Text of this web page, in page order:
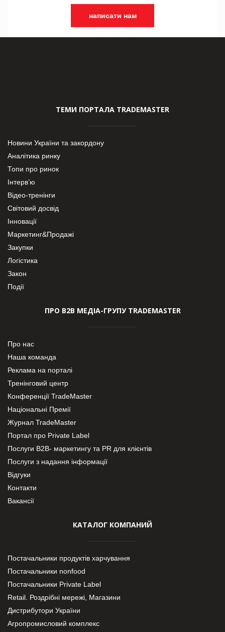
написати нам
ТЕМИ ПОРТАЛА TRADEMASTER
Новини України та закордону
Аналітика ринку
Топи про ринок
Інтерв’ю
Відео-тренінги
Світовий досвід
Інновації
Маркетинг&Продажі
Закупки
Логістика
Закон
Події
ПРО В2В МЕДІА-ГРУПУ TRADEMASTER
Про нас
Наша команда
Реклама на порталі
Тренінговий центр
Конференції TradeMaster
Національні Премії
Журнал TradeMaster
Портал про Private Label
Послуги В2В- маркетингу та PR для клієнтів
Послуги з надання інформації
Відгуки
Контакти
Вакансії
КАТАЛОГ КОМПАНИЙ
Постачальники продуктів харчування
Постачальники nonfood
Постачальники Private Label
Retail. Роздрібні мережі, Магазини
Дистрибутори України
Агропромисловий комплекс